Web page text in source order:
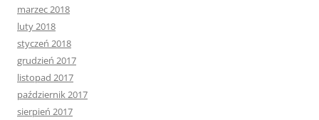
marzec 2018
luty 2018
styczeń 2018
grudzień 2017
listopad 2017
październik 2017
sierpień 2017